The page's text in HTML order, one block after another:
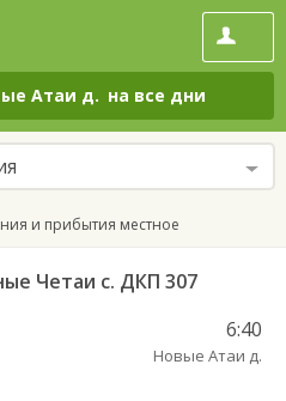
Атаи д. на все дни
и прибытия местное
Четаи с. ДКП 307
6:40
Новые Атаи д.